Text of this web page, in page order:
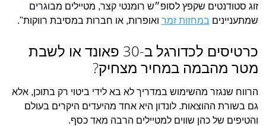
זוג סטודנטים שקפץ לסופ״ש רומנטי קצר, מטיילים מבוגרים
שמתעניינים במחזות זמר ואופרות, או חברות במסיבת רווקות".
כרטיסים לכדורגל ב-30 פאונד או לשבת
מטר מהבמה במחיר מצחיק?
הרווח שנגזר מהשימוש במדריך לא בא לידי ביטוי רק בתוכן, אלא
גם בשורת ההוצאות. לונדון היא אחד מהיעדים היקרים בעולם
והטיפים של כהן שווים למטיילים הרבה מאד כסף.